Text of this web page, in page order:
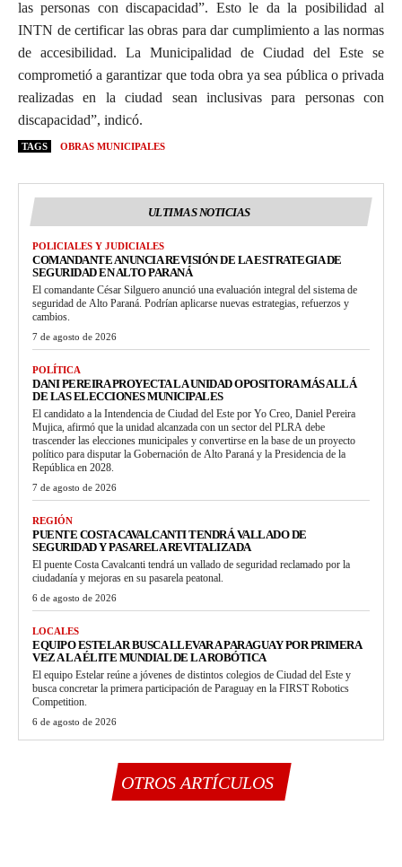
las personas con discapacidad”. Esto le da la posibilidad al
INTN de certificar las obras para dar cumplimiento a las normas
de accesibilidad. La Municipalidad de Ciudad del Este se
comprometió a garantizar que toda obra ya sea pública o privada
realizadas en la ciudad sean inclusivas para personas con
discapacidad”, indicó.
TAGS OBRAS MUNICIPALES
ULTIMAS NOTICIAS
POLICIALES Y JUDICIALES
COMANDANTE ANUNCIA REVISIÓN DE LA ESTRATEGIA DE
SEGURIDAD EN ALTO PARANÁ
El comandante César Silguero anunció una evaluación integral del sistema de
seguridad de Alto Paraná. Podrían aplicarse nuevas estrategias, refuerzos y
cambios.
7 de agosto de 2026
POLÍTICA
DANI PEREIRA PROYECTA LA UNIDAD OPOSITORA MÁS ALLÁ
DE LAS ELECCIONES MUNICIPALES
El candidato a la Intendencia de Ciudad del Este por Yo Creo, Daniel Pereira
Mujica, afirmó que la unidad alcanzada con un sector del PLRA debe
trascender las elecciones municipales y convertirse en la base de un proyecto
político para disputar la Gobernación de Alto Paraná y la Presidencia de la
República en 2028.
7 de agosto de 2026
REGIÓN
PUENTE COSTA CAVALCANTI TENDRÁ VALLADO DE
SEGURIDAD Y PASARELA REVITALIZADA
El puente Costa Cavalcanti tendrá un vallado de seguridad reclamado por la
ciudadanía y mejoras en su pasarela peatonal.
6 de agosto de 2026
LOCALES
EQUIPO ESTELAR BUSCA LLEVAR A PARAGUAY POR PRIMERA
VEZ A LA ÉLITE MUNDIAL DE LA ROBÓTICA
El equipo Estelar reúne a jóvenes de distintos colegios de Ciudad del Este y
busca concretar la primera participación de Paraguay en la FIRST Robotics
Competition.
6 de agosto de 2026
OTROS ARTÍCULOS